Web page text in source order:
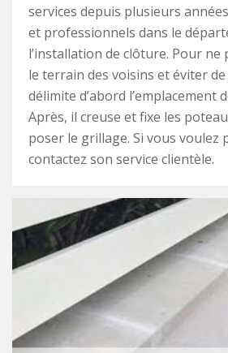
services depuis plusieurs
et professionnels dans le
l’installation de clôture. Pour
le terrain des voisins et éviter
délimite d’abord l’emplacement
Après, il creuse et fixe les
poser le grillage. Si vous voulez
contactez son service clientèle.